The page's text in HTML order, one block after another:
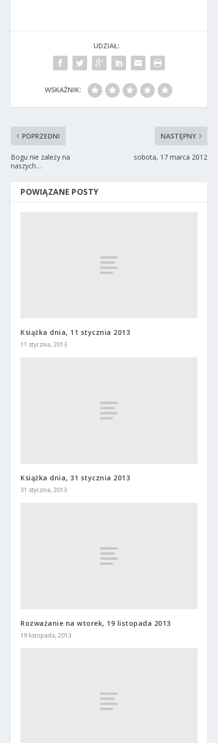
UDZIAŁ:
WSKAŹNIK:
POPRZEDNI
Bogu nie zależy na
naszych…
NASTĘPNY
sobota, 17 marca 2012
POWIĄZANE POSTY
Książka dnia, 11 stycznia 2013
11 stycznia, 2013
Książka dnia, 31 stycznia 2013
31 stycznia, 2013
Rozważanie na wtorek, 19 listopada 2013
19 listopada, 2013